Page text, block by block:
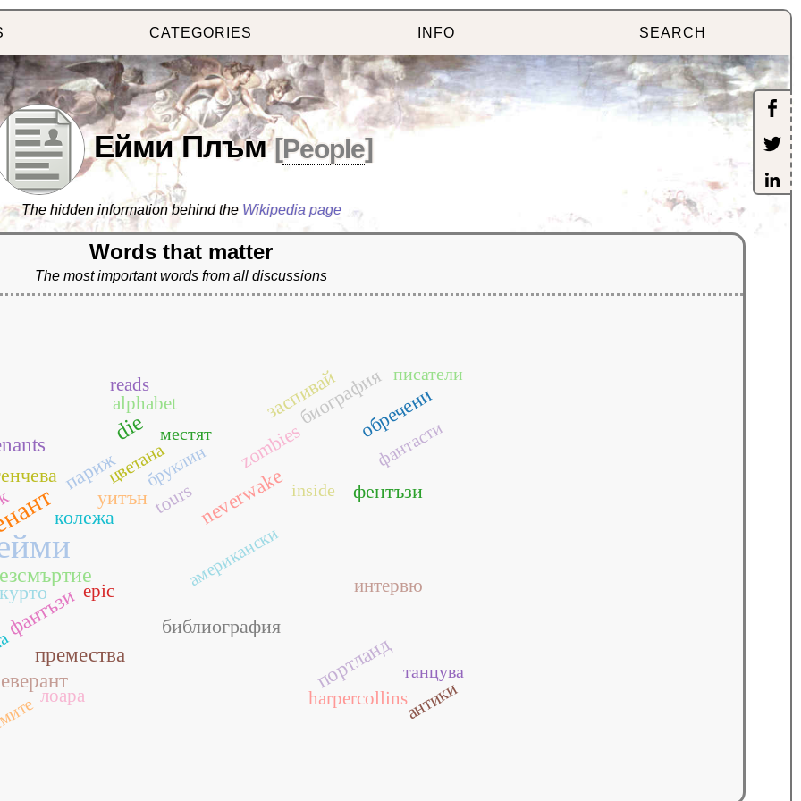
CATEGORIES INFO SEARCH
Ейми Плъм [People]
The hidden information behind the Wikipedia page
Words that matter
The most important words from all discussions
die
neverwake
портланд
премества
фантъзи
zombies
библиография
биография
заспивай
колежа
курто
обречени
париж
уитън фентъзи
alphabet
epic
harpercollins
reads
tours
антики
интервю
лоара
цветана
inside
американски
бруклин
местят
писатели
танцува
фантасти